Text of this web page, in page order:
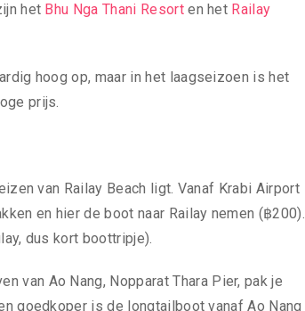
het Bhu Nga Thani Resorten het Railay
hoog op, maar in het laagseizoen is het
prijs.
van Railay Beach ligt. Vanaf Krabi Airport
en hier de boot naar Railay nemen (฿200).
dus kort boottripje).
van Ao Nang, Nopparat Thara Pier, pak je
goedkoper is de longtailboot vanaf Ao Nang